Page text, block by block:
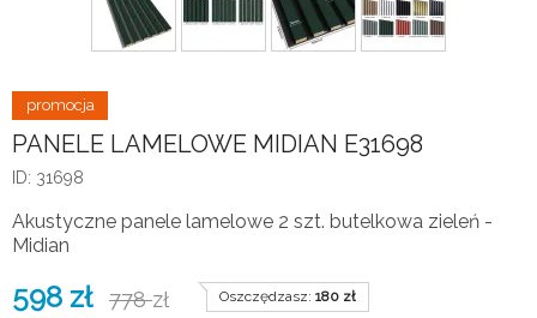
PANELE LAMELOWE MIDIAN E31698
ID: 31698
Akustyczne panele lamelowe 2 szt. butelkowa zieleń -
Midian
598 zł 778zł Oszczędzasz: 180 zł